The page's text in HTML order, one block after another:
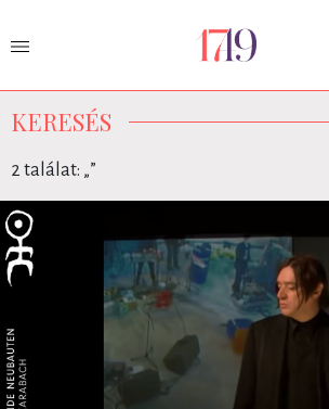
KERESÉS
2 találat: „”